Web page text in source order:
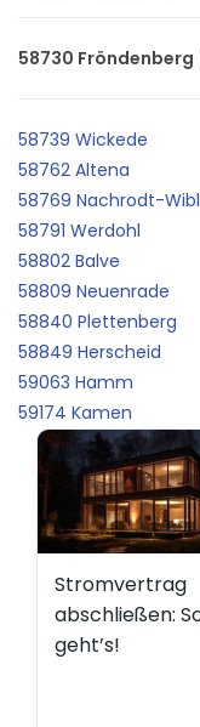
58730 Fröndenberg
58739 Wickede
58762 Altena
58769 Nachrodt-
58791 Werdohl
58802 Balve
58809 Neuenrade
58840 Plettenberg
58849 Herscheid
59063 Hamm
59174 Kamen
Stromvertrag
abschließen:
geht’s!